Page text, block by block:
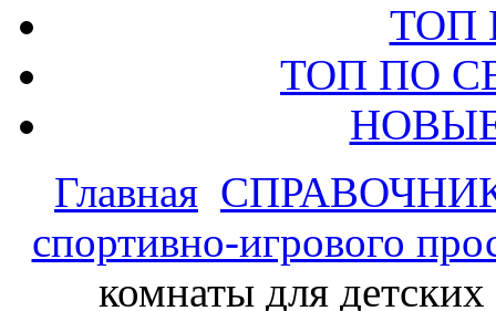
ТОП
ТОП ПО
Главная
спортивно-игрового
комнаты для